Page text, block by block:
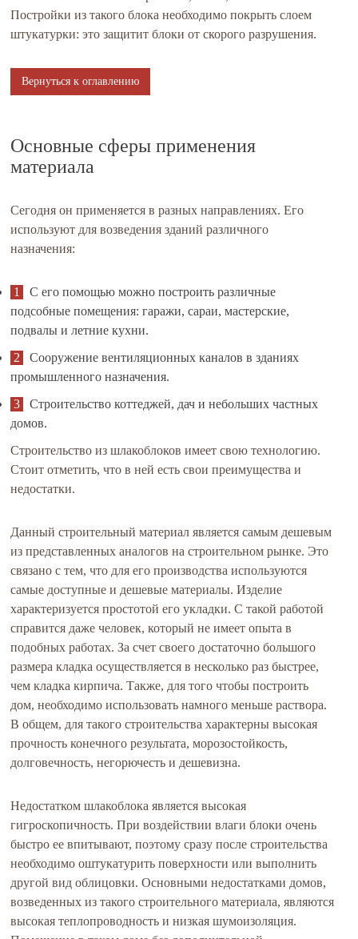
Постройки из такого блока необходимо покрыть слоем
штукатурки: это защитит блоки от скорого разрушения.
Вернуться к оглавлению
Основные сферы применения
материала
Сегодня он применяется в разных направлениях. Его
используют для возведения зданий различного
назначения:
С его помощью можно построить различные
подсобные помещения: гаражи, сараи, мастерские,
подвалы и летние кухни.
Сооружение вентиляционных каналов в зданиях
промышленного назначения.
Строительство коттеджей, дач и небольших частных
домов.
Строительство из шлакоблоков имеет свою технологию.
Стоит отметить, что в ней есть свои преимущества и
недостатки.
Данный строительный материал является самым дешевым
из представленных аналогов на строительном рынке. Это
связано с тем, что для его производства используются
самые доступные и дешевые материалы. Изделие
характеризуется простотой его укладки. С такой работой
справится даже человек, который не имеет опыта в
подобных работах. За счет своего достаточно большого
размера кладка осуществляется в несколько раз быстрее,
чем кладка кирпича. Также, для того чтобы построить
дом, необходимо использовать намного меньше раствора.
В общем, для такого строительства характерны высокая
прочность конечного результата, морозостойкость,
долговечность, негорючесть и дешевизна.
Недостатком шлакоблока является высокая
гигроскопичность. При воздействии влаги блоки очень
быстро ее впитывают, поэтому сразу после строительства
необходимо оштукатурить поверхности или выполнить
другой вид облицовки. Основными недостатками домов,
возведенных из такого строительного материала, являются
высокая теплопроводность и низкая шумоизоляция.